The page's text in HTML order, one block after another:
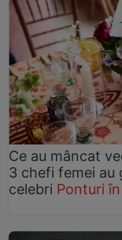
Ce au mâncat
3 chefi femei au
celebri Ponturi